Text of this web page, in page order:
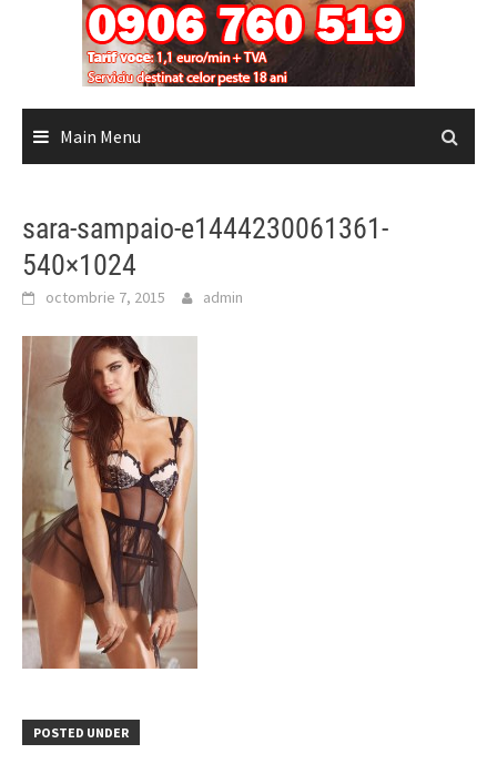
Main Menu
sara-sampaio-e1444230061361-
540×1024
octombrie 7, 2015 admin
POSTED UNDER